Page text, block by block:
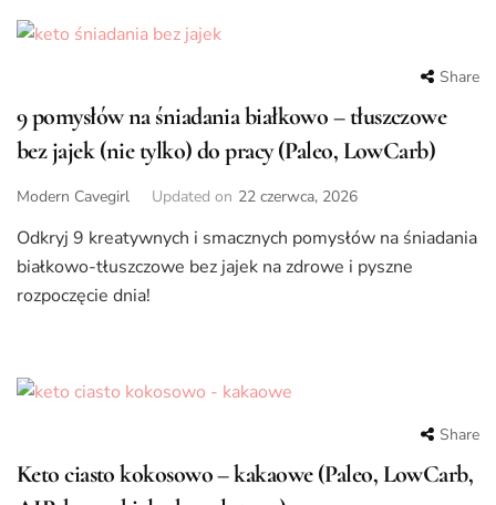
Share
9 pomysłów na śniadania białkowo – tłuszczowe
bez jajek (nie tylko) do pracy (Paleo, LowCarb)
Modern Cavegirl Updated on 22 czerwca, 2026
Odkryj 9 kreatywnych i smacznych pomysłów na śniadania
białkowo-tłuszczowe bez jajek na zdrowe i pyszne
rozpoczęcie dnia!
Share
Keto ciasto kokosowo – kakaowe (Paleo, LowCarb,